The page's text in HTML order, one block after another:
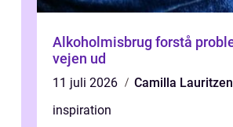
Alkoholmisbrug forstå problemet og
vejen ud
11 juli 2026
Camilla Lauritzen
inspiration